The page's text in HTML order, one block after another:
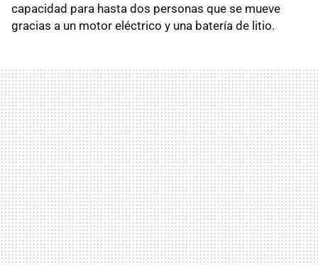
capacidad para hasta dos personas que se mueve
gracias a un motor eléctrico y una batería de litio.